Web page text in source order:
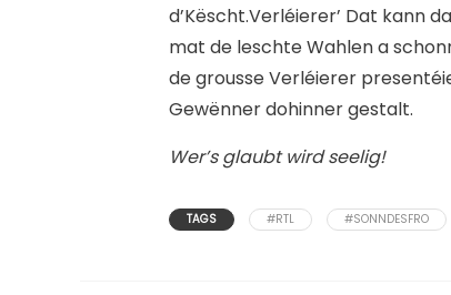
d’Këscht.Verléierer’ Dat kann
mat de leschte Wahlen a
de grousse Verléierer
Gewënner dohinner gestalt.
Wer’s glaubt wird seelig!
TAGS #RTL #SONNDESFRO